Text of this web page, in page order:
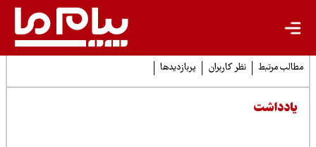
مرتبط نظر کاربران پربازدیدها